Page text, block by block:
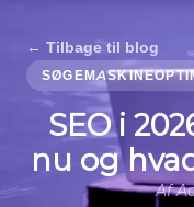
← Tilbage til blog
SEO i
nu og
Af